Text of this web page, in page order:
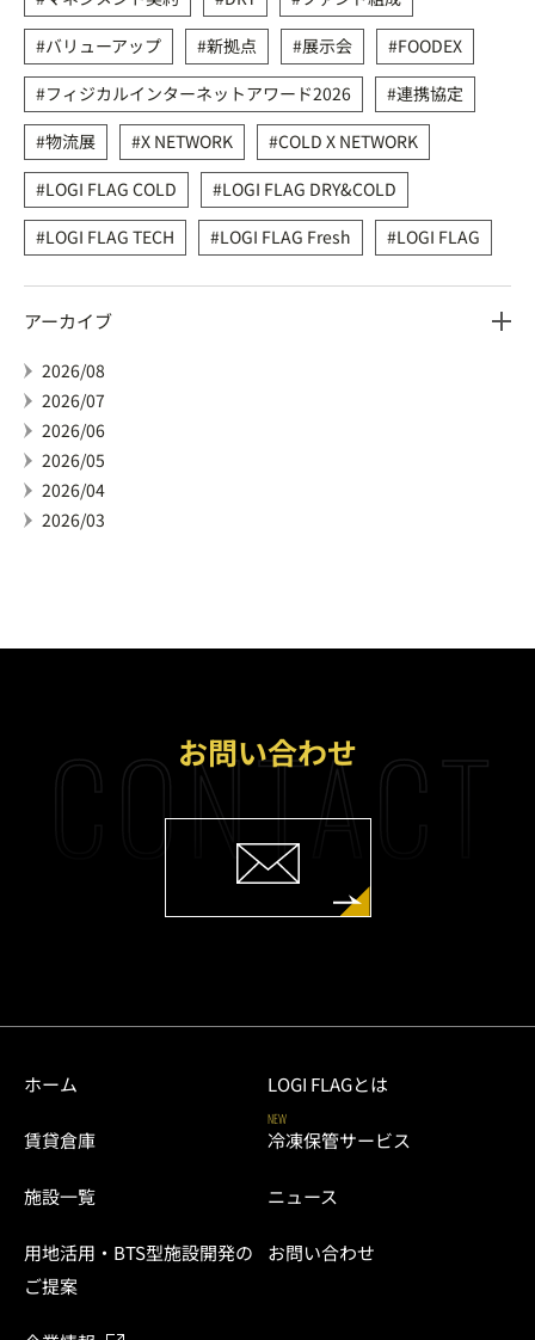
バリューアップ
新拠点 展示会
FOODEX
フィジカルインターネットアワード2026
連携協定
物流展
X NETWORK
COLD X NETWORK
LOGI FLAG COLD
LOGI FLAG DRY&COLD
LOGI FLAG TECH
LOGI FLAG Fresh LOGI FLAG
アーカイブ
2026/08
2026/07
2026/06
2026/05
2026/04
2026/03
お問い合わせ
ホーム LOGI FLAGとは
賃貸倉庫
NEW
冷凍保管サービス
施設一覧 ニュース
用地活用・BTS型施設開発の
ご提案
お問い合わせ